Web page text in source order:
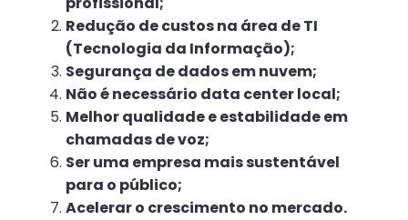
Redução de custos na área de TI
(Tecnologia da Informação);
Segurança de dados em nuvem;
Não é necessário data center local;
Melhor qualidade e estabilidade em
chamadas de voz;
Ser uma empresa mais sustentável
para o público;
Acelerar o crescimento no mercado.